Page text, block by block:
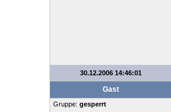
30.12.2006 14:46:01
Gast
Gruppe: gesperrt